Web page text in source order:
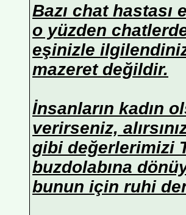
Bazı chat
o yüzden
eşinizle
mazeret değildir.
İnsanların kadın
verirseniz,
gibi değerlerimizi
buzdolabına
bunun için ruhi